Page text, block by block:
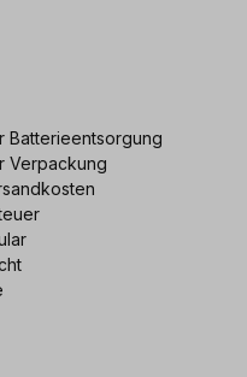
Batterieentsorgung
Verpackung